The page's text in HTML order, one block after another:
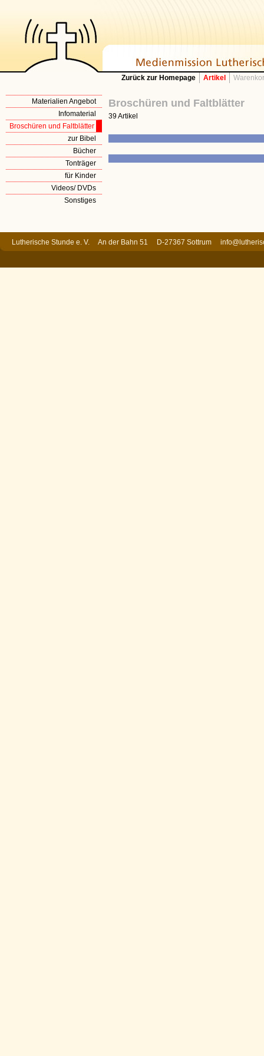
Zurück zur Homepage Artikel
Materialien Angebot
Infomaterial
Broschüren und Faltblätter
zur Bibel
Bücher
Tonträger
für Kinder
Videos/ DVDs
Sonstiges
Broschüren und Faltblätter
39 Artikel
Lutherische Stunde e. V. An der Bahn 51 D-27367 Sottrum